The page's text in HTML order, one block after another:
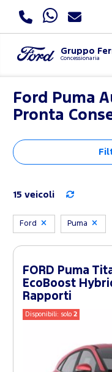
Gruppo
Concessionaria
Ford Puma
Pronta
15 veicoli
Ford Puma
FORD Puma
EcoBoost
Rapporti
Disponibili: solo2